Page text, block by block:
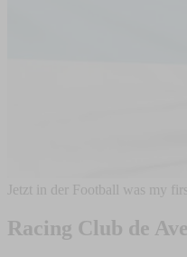
Jetzt in der Football was my
Racing Club de